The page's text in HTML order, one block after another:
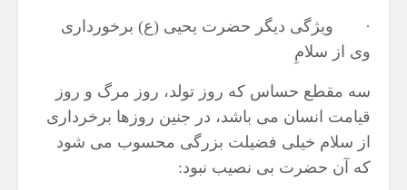
· ویژگی دیگر حضرت یحیی (ع) برخورداری
وی از سلامِ
سه مقطع حساس که روز تولد، روز مرگ و روز
قیامت انسان می باشد، در جنین روزها برخرداری
از سلام خیلی فضیلت بزرگی محسوب می شود
که آن حضرت بی نصیب نبود: